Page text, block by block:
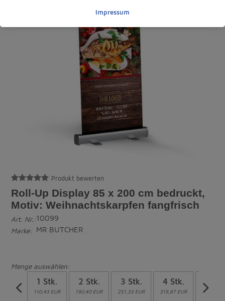
Produkt bewerten
Roll-Up Display 85 x 200 cm bedruckt,
Motiv: Weihnachtskarpfen fangfrisch
Art. Nr.:10099
Marke: MR BUTCHER
Menge auswählen:
1 Stk.
110,43 EUR
2 Stk.
190,40 EUR
3 Stk.
251,33 EUR
4 Stk.
319,87 EUR
5
380,80